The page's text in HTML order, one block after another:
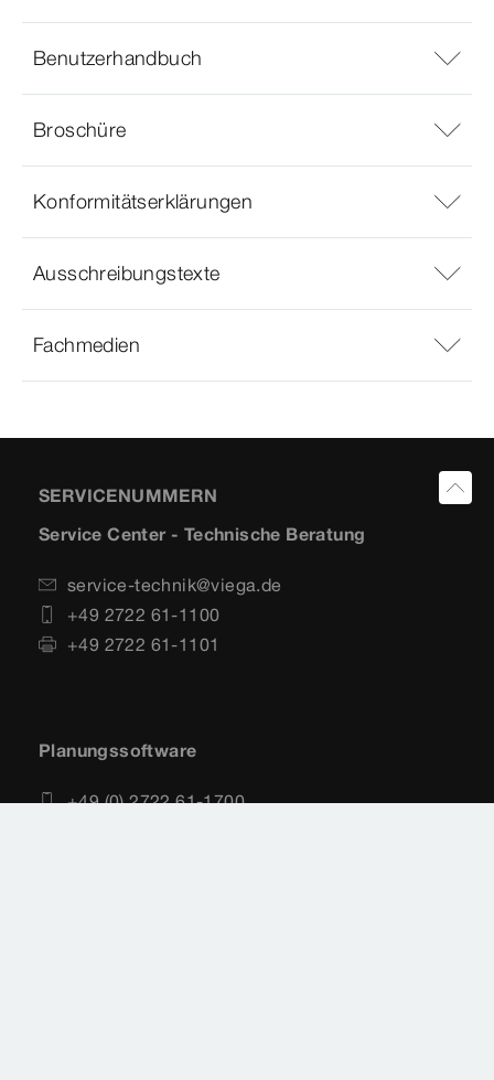
Benutzerhandbuch
Broschüre
Konformitätserklärungen
Ausschreibungstexte
Fachmedien
SERVICENUMMERN
Service Center - Technische Beratung
service-technik@viega.de
+49 2722 61-1100
+49 2722 61-1101
Planungssoftware
+49 (0) 2722 61-1700